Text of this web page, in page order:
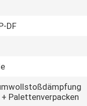
DF
Palettenverpacken